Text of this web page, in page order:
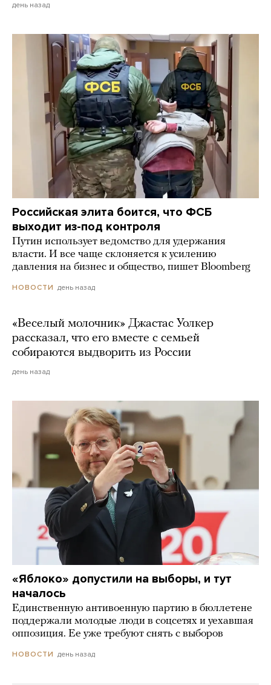
день назад
Российская элита боится, что ФСБ
выходит из-под контроля
Путин использует ведомство для удержания
власти. И все чаще склоняется к усилению
давления на бизнес и общество, пишет Bloomberg
НОВОСТИ день назад
«Веселый молочник» Джастас Уолкер
рассказал, что его вместе с семьей
собираются выдворить из России
день назад
«Яблоко» допустили на выборы, и тут
началось
Единственную антивоенную партию в бюллетене
поддержали молодые люди в соцсетях и уехавшая
оппозиция. Ее уже требуют снять с выборов
НОВОСТИ день назад